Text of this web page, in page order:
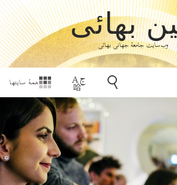
بهائی
وب‌سایت جامعۀ جهانی بهائی
همهٔ سایتها